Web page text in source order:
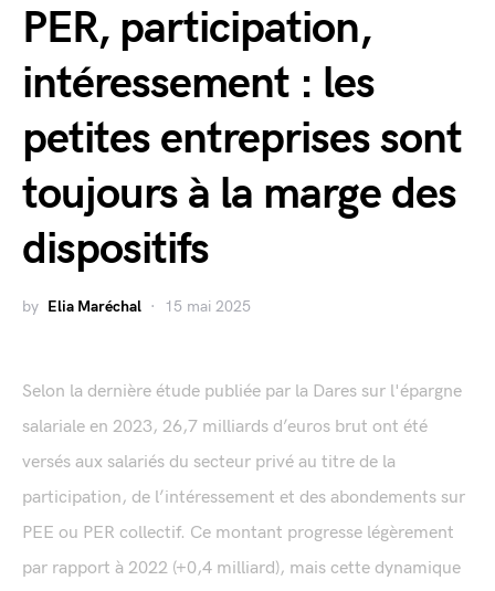
PER, participation,
intéressement : les
petites entreprises sont
toujours à la marge des
dispositifs
by Elia Maréchal 15 mai 2025
Selon la dernière étude publiée par la Dares sur l'épargne
salariale en 2023, 26,7 milliards d’euros brut ont été
versés aux salariés du secteur privé au titre de la
participation, de l’intéressement et des abondements sur
PEE ou PER collectif. Ce montant progresse légèrement
par rapport à 2022 (+0,4 milliard), mais cette dynamique